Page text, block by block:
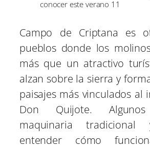
conocer este verano 11
Campo de Criptana es
pueblos donde los
más que un atractivo
alzan sobre la sierra y
paisajes más vinculados al
Don Quijote. Algunos
maquinaria tradicional
entender cómo